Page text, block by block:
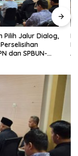
Datangi
Tantang
LHP BPK Soal Klaim